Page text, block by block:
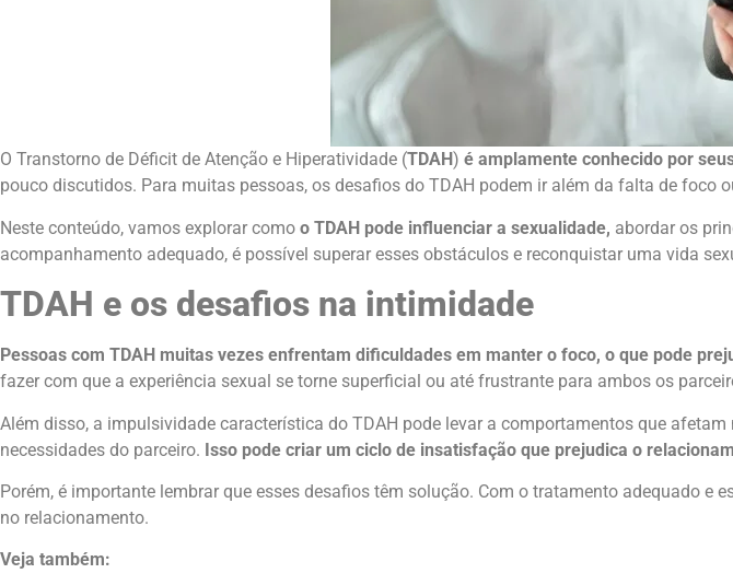
O Transtorno de Déficit de Atenção e Hiperatividade (TDAH) é amplamente conhecido por
pouco discutidos. Para muitas pessoas, os desafios do TDAH podem ir além da falta de
Neste conteúdo, vamos explorar como o TDAH pode influenciar a sexualidade, abordar os
acompanhamento adequado, é possível superar esses obstáculos e reconquistar uma vida
TDAH e os desafios na intimidade
Pessoas com TDAH muitas vezes enfrentam dificuldades em manter o foco, o que pode
fazer com que a experiência sexual se torne superficial ou até frustrante para ambos os
Além disso, a impulsividade característica do TDAH pode levar a comportamentos que
necessidades do parceiro. Isso pode criar um ciclo de insatisfação que prejudica o
Porém, é importante lembrar que esses desafios têm solução. Com o tratamento adequado
no relacionamento.
Veja também: